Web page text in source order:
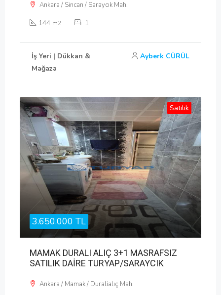
Ankara / Sincan / Saraycık Mah.
144 m2 1
İş Yeri | Dükkan &
Mağaza
Ayberk CÜRÜL
Satılık
3.650.000 TL
MAMAK DURALI ALIÇ 3+1 MASRAFSIZ
SATILIK DAİRE TURYAP/SARAYCIK
Ankara / Mamak / Duralialıç Mah.